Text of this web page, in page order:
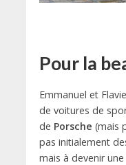
Pour la
Emmanuel et
de voitures de
de Porsche (mais
pas initialement
mais à devenir